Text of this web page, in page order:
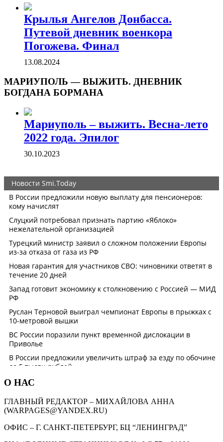
Крылья Ангелов Донбасса.
Путевой дневник военкора
Погожева. Финал
13.08.2024
МАРИУПОЛЬ — ВЫЖИТЬ. ДНЕВНИК
БОГДАНА БОРМАНА
Мариуполь – выжить. Весна-лето
2022 года. Эпилог
30.10.2023
О НАС
ГЛАВНЫЙ РЕДАКТОР – МИХАЙЛОВА АННА
(WARPAGES@YANDEX.RU)
ОФИС – Г. САНКТ-ПЕТЕРБУРГ, БЦ “ЛЕНИНГРАД”